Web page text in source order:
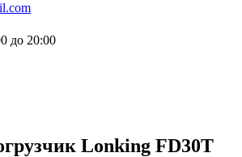
до 20:00
Lonking FD30T